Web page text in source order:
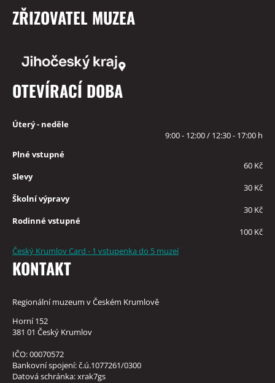
ZŘIZOVATEL MUZEA
OTEVÍRACÍ DOBA
Úterý - neděle
9:00 - 12:00 / 12:30 - 17:00 h
Plné vstupné
60 Kč
Slevy
30 Kč
Školní výpravy
30 Kč
Rodinné vstupné
100 Kč
Český Krumlov Card - 1 vstupenka do 5 muzeí
KONTAKT
Regionální muzeum v Českém Krumlově
Horní 152
381 01 Český Krumlov
IČO: 00070572
Bankovní spojení: č.ú.1077261/0300
Datová schránka: xrak7gs